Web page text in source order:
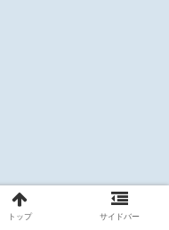
トップ サイドバー